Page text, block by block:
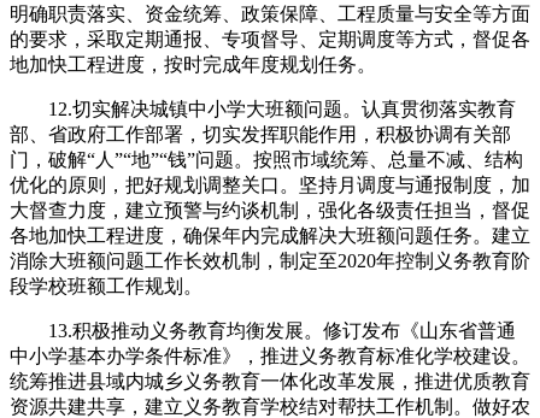
明确职责落实、资金统筹、政策保障、工程质量与安全等方面
的要求，采取定期通报、专项督导、定期调度等方式，督促各
地加快工程进度，按时完成年度规划任务。
12.切实解决城镇中小学大班额问题。认真贯彻落实教育
部、省政府工作部署，切实发挥职能作用，积极协调有关部
门，破解“人”“地”“钱”问题。按照市域统筹、总量不减、结构
优化的原则，把好规划调整关口。坚持月调度与通报制度，加
大督查力度，建立预警与约谈机制，强化各级责任担当，督促
各地加快工程进度，确保年内完成解决大班额问题任务。建立
消除大班额问题工作长效机制，制定至2020年控制义务教育阶
段学校班额工作规划。
13.积极推动义务教育均衡发展。修订发布《山东省普通
中小学基本办学条件标准》，推进义务教育标准化学校建设。
统筹推进县域内城乡义务教育一体化改革发展，推进优质教育
资源共建共享，建立义务教育学校结对帮扶工作机制。做好农